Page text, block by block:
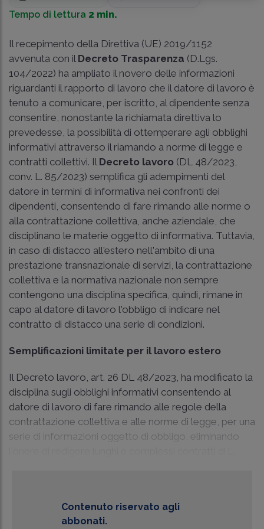
Tempo di lettura 2 min.
Il recepimento della Direttiva (UE) 2019/1152
avvenuta con il Decreto Trasparenza (D.Lgs.
104/2022) ha ampliato il novero delle informazioni
riguardanti il rapporto di lavoro che il datore di lavoro è
tenuto a comunicare, per iscritto, al dipendente senza
consentire, nonostante la richiamata direttiva lo
prevedesse, la possibilità di ottemperare agli obblighi
informativi attraverso il riamando a norme di legge e
contratti collettivi. Il Decreto lavoro (DL 48/2023,
conv. L. 85/2023) semplifica gli adempimenti del
datore in termini di informativa nei confronti dei
dipendenti, consentendo di fare rimando alle norme o
alla contrattazione collettiva, anche aziendale, che
disciplinano le materie oggetto di informativa. Tuttavia,
in caso di distacco all'estero nell'ambito di una
prestazione transnazionale di servizi, la contrattazione
collettiva e la normativa nazionale non sempre
contengono una disciplina specifica, quindi, rimane in
capo al datore di lavoro l'obbligo di indicare nel
contratto di distacco una serie di condizioni.
Semplificazioni limitate per il lavoro estero
Il Decreto lavoro, art. 26 DL 48/2023, ha modificato la
disciplina sugli obblighi informativi consentendo al
datore di lavoro di fare rimando alle regole della
contrattazione collettiva e alle norme di legge, per una
serie di informazioni oggetto di obbligo, eliminando
Contenuto riservato agli
abbonati.